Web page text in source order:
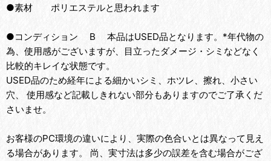
●素材 ポリエステルと思われます
●コンディション B 本品はUSED品となります。*年代物の
為、使用感がございますが、目立ったダメージ・シミなどなく
比較的キレイな状態です。
USED品のため経年による細かいシミ、ホツレ、擦れ、小さい
穴、 使用感など記載しきれない部分もありますのでご了承くだ
さいませ。
お客様のPC環境の違いにより、実際の色合いとは異なって見え
る場合があります。 尚、実寸法は多少の誤差を含む場合がござ